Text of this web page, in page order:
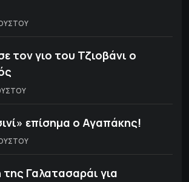
τον γιο του Τζιοβάνι ο
επίσημα ο Αγαπάκης!
Γαλατασαράι για